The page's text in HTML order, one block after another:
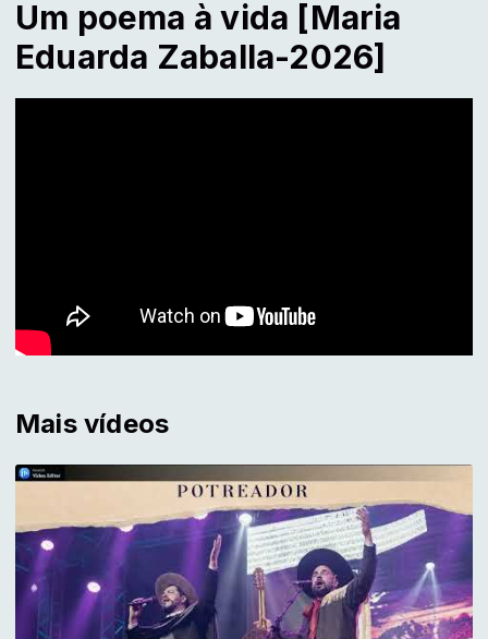
Um poema à vida [Maria
Eduarda Zaballa-2026]
Mais vídeos